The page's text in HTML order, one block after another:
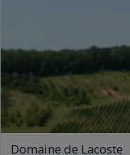
Domaine de Lacoste